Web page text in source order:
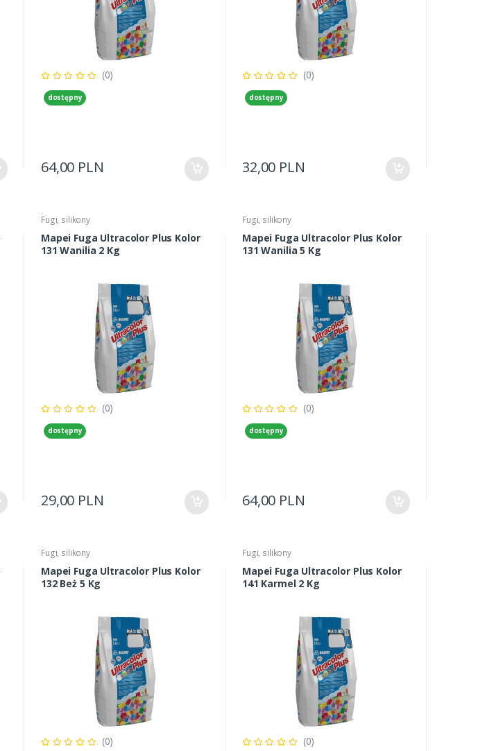
(0)
dostępny
64,00 PLN
(0)
dostępny
32,00 PLN
Fugi, silikony
Mapei Fuga Ultracolor Plus Kolor
131 Wanilia 2 Kg
(0)
dostępny
29,00 PLN
Fugi, silikony
Mapei Fuga Ultracolor Plus Kolor
131 Wanilia 5 Kg
(0)
dostępny
64,00 PLN
Fugi, silikony
Mapei Fuga Ultracolor Plus Kolor
132 Beż 5 Kg
(0)
Fugi, silikony
Mapei Fuga Ultracolor Plus Kolor
141 Karmel 2 Kg
(0)